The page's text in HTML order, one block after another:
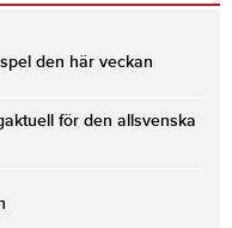
den här veckan
för den allsvenska